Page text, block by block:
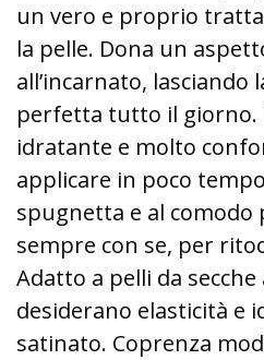
un vero e proprio
la pelle. Dona un
all’incarnato, lasciando
perfetta tutto il giorno.
idratante e molto
applicare in poco
spugnetta e al comodo
sempre con se, per
Adatto a pelli da
desiderano elasticità e
satinato. Coprenza